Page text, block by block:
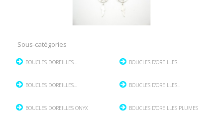
Sous-catégories
BOUCLES D'OREILLES... BOUCLES D'OREILLES...
BOUCLES D'OREILLES... BOUCLES D'OREILLES...
BOUCLES D'OREILLES ONYX BOUCLES D'OREILLES PLUMES